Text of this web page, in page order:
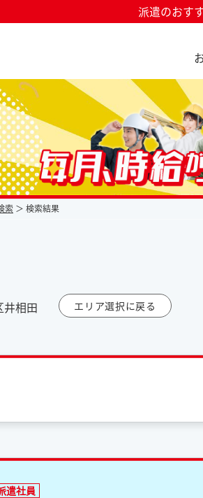
派遣のおす
索 検索結果
井相田 エリア選択に戻る
遣社員